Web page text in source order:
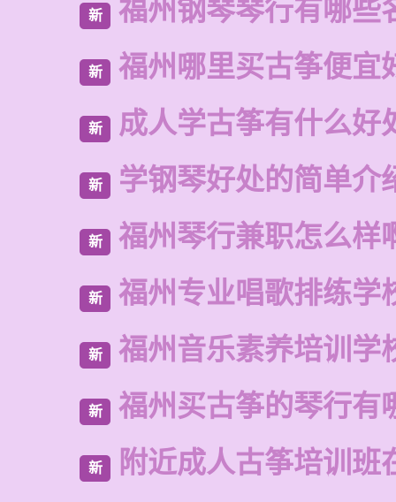
新 福州钢琴琴行有哪些
新 福州哪里买古筝便宜
新 成人学古筝有什么好
新 学钢琴好处的简单介
新 福州琴行兼职怎么样
新 福州专业唱歌排练学
新 福州音乐素养培训学
新 福州买古筝的琴行有
新 附近成人古筝培训班